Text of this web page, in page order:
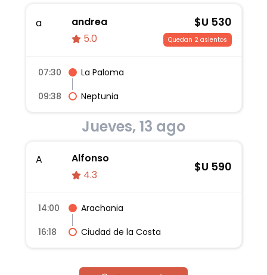
a
andrea
5.0
$U 530
Quedan 2 asientos
07:30
La Paloma
09:38
Neptunia
Jueves, 13 ago
A
Alfonso
4.3
$U 590
14:00
Arachania
16:18
Ciudad de la Costa